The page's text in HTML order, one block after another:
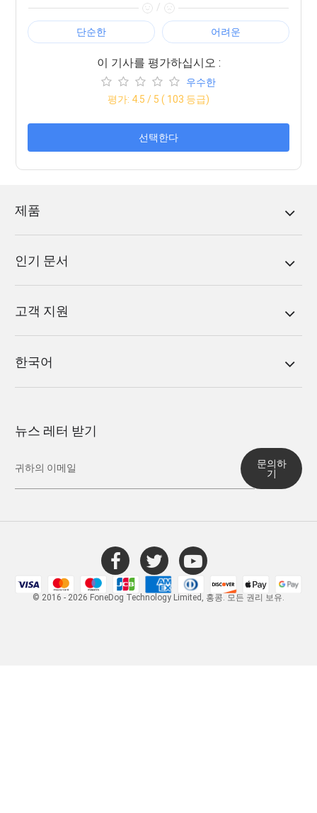
/
단순한 어려운
이 기사를 평가하십시오 :
우수한
평가: 4.5 / 5 ( 103 등급)
선택한다
제품
인기 문서
고객 지원
한국어
뉴스 레터 받기
문의하
기
© 2016 - 2026 FoneDog Technology Limited, 홍콩. 모든 권리 보유.